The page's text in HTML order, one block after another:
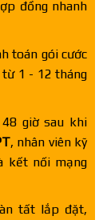
đồng nhanh
toán gói cước
1 - 12 tháng
giờ sau khi
, nhân viên kỹ
kết nối mạng
tất lắp đặt,